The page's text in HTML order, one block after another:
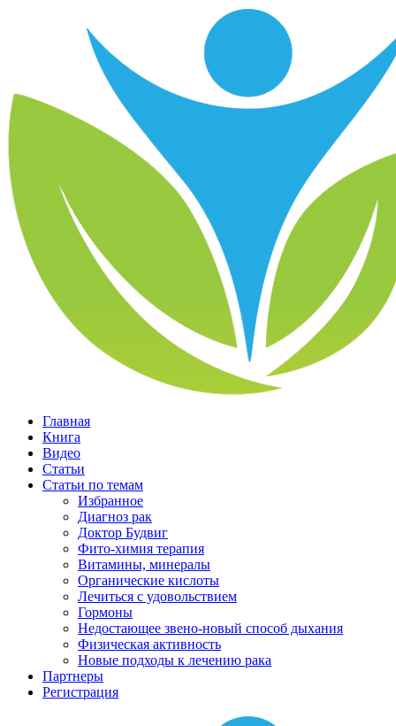
Главная
Книга
Видео
Статьи
Статьи по темам
Избранное
Диагноз рак
Доктор Будвиг
Фито-химия терапия
Витамины, минералы
Органические кислоты
Лечиться с удовольствием
Гормоны
Недостающее звено-новый способ дыхания
Физическая активность
Новые подходы к лечению рака
Партнеры
Регистрация